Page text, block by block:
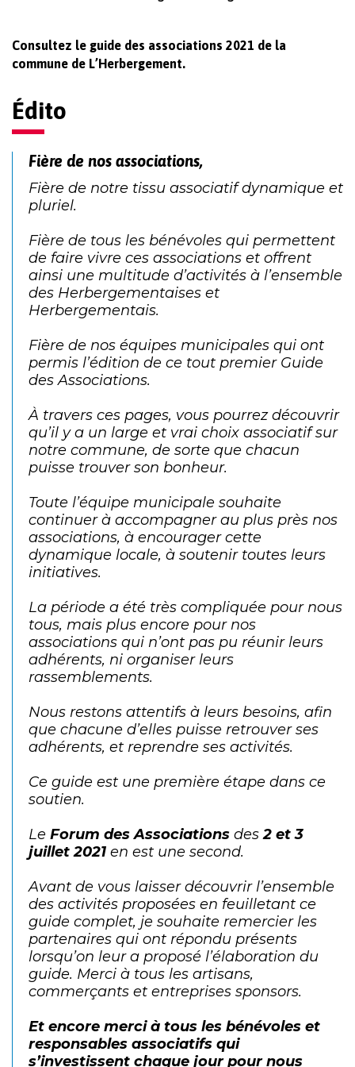
Consultez le guide des associations 2021 de la
commune de L’Herbergement.
Édito
Fière de nos associations,
Fière de notre tissu associatif dynamique et
pluriel.
Fière de tous les bénévoles qui permettent
de faire vivre ces associations et offrent
ainsi une multitude d’activités à l’ensemble
des Herbergementaises et
Herbergementais.
Fière de nos équipes municipales qui ont
permis l’édition de ce tout premier Guide
des Associations.
À travers ces pages, vous pourrez découvrir
qu’il y a un large et vrai choix associatif sur
notre commune, de sorte que chacun
puisse trouver son bonheur.
Toute l’équipe municipale souhaite
continuer à accompagner au plus près nos
associations, à encourager cette
dynamique locale, à soutenir toutes leurs
initiatives.
La période a été très compliquée pour nous
tous, mais plus encore pour nos
associations qui n’ont pas pu réunir leurs
adhérents, ni organiser leurs
rassemblements.
Nous restons attentifs à leurs besoins, afin
que chacune d’elles puisse retrouver ses
adhérents, et reprendre ses activités.
Ce guide est une première étape dans ce
soutien.
Le Forum des Associations des2 et 3
juillet 2021 en est une second.
Avant de vous laisser découvrir l’ensemble
des activités proposées en feuilletant ce
guide complet, je souhaite remercier les
partenaires qui ont répondu présents
lorsqu’on leur a proposé l’élaboration du
guide. Merci à tous les artisans,
commerçants et entreprises sponsors.
Et encore merci à tous les bénévoles et
responsables associatifs qui
s’investissent chaque jour pour nous